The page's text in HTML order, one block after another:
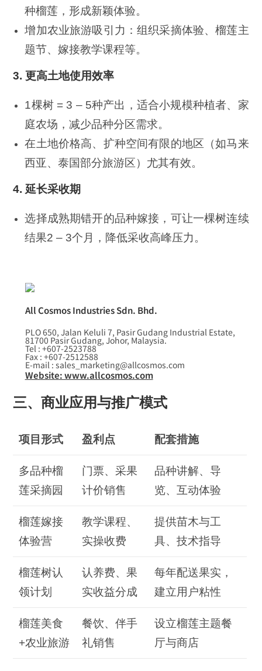
种榴莲，形成新颖体验。
增加农业旅游吸引力：组织采摘体验、榴莲主
题节、嫁接教学课程等。
3. 更高土地使用效率
1棵树 = 3 – 5种产出，适合小规模种植者、家
庭农场，减少品种分区需求。
在土地价格高、扩种空间有限的地区（如马来
西亚、泰国部分旅游区）尤其有效。
4. 延长采收期
选择成熟期错开的品种嫁接，可让一棵树连续
结果2 – 3个月，降低采收高峰压力。
All Cosmos Industries Sdn. Bhd.
PLO 650, Jalan Keluli 7, Pasir Gudang Industrial Estate,
81700 Pasir Gudang, Johor, Malaysia.
Tel : +607-2523788
Fax : +607-2512588
E-mail : sales_marketing@allcosmos.com
Website: www.allcosmos.com
三、商业应用与推广模式
项目形式 盈利点 配套措施
多品种榴
莲采摘园
门票、采果
计价销售
品种讲解、导
览、互动体验
榴莲嫁接
体验营
教学课程、
实操收费
提供苗木与工
具、技术指导
榴莲树认
领计划
认养费、果
实收益分成
每年配送果实，
建立用户粘性
榴莲美食
+农业旅游
餐饮、伴手
礼销售
设立榴莲主题餐
厅与商店